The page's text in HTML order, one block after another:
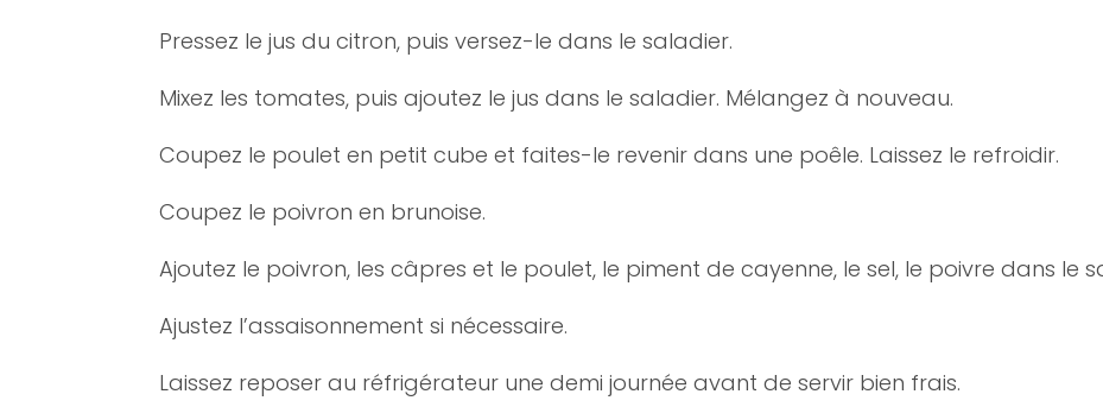
Pressez le jus du citron, puis versez-le dans le saladier.
Mixez les tomates, puis ajoutez le jus dans le saladier. Mélangez à nouveau.
Coupez le poulet en petit cube et faites-le revenir dans une poêle. Laissez le refroidir.
Coupez le poivron en brunoise.
Ajoutez le poivron, les câpres et le poulet, le piment de cayenne, le sel, le poivre dans le
Ajustez l’assaisonnement si nécessaire.
Laissez reposer au réfrigérateur une demi journée avant de servir bien frais.